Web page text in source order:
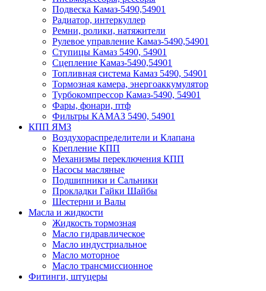
Подвеска Камаз-5490,54901
Радиатор, интеркуллер
Ремни, ролики, натяжители
Рулевое управление Камаз-5490,54901
Ступицы Камаз 5490, 54901
Сцепление Камаз-5490,54901
Топливная система Камаз 5490, 54901
Тормозная камера, энергоаккумулятор
Турбокомпрессор Камаз-5490, 54901
Фары, фонари, птф
Фильтры КАМАЗ 5490, 54901
КПП ЯМЗ
Воздухораспределители и Клапана
Крепление КПП
Механизмы переключения КПП
Насосы масляные
Подшипники и Сальники
Прокладки Гайки Шайбы
Шестерни и Валы
Масла и жидкости
Жидкость тормозная
Масло гидравлическое
Масло индустриальное
Масло моторное
Масло трансмиссионное
Фитинги, штуцеры